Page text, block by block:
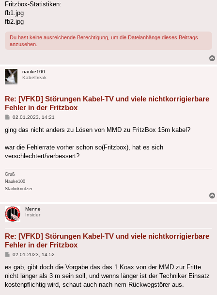
Fritzbox-Statistiken:
fb1.jpg
fb2.jpg
Du hast keine ausreichende Berechtigung, um die Dateianhänge dieses Beitrags
anzusehen.
nauke100
Kabelfreak
Re: [VFKD] Störungen Kabel-TV und viele nichtkorrigierbare
Fehler in der Fritzbox
Beitrag
02.01.2023, 14:21
ging das nicht anders zu Lösen von MMD zu FritzBox 15m kabel?
war die Fehlerrate vorher schon so(Fritzbox), hat es sich
verschlechtert/verbessert?
Gruß
Nauke100
Starlinknutzer
Menne
Insider
Re: [VFKD] Störungen Kabel-TV und viele nichtkorrigierbare
Fehler in der Fritzbox
Beitrag
02.01.2023, 14:52
es gab, gibt doch die Vorgabe das das 1.Koax von der MMD zur Fritte
nicht länger als 3 m sein soll, und wenns länger ist der Techniker Einsatz
kostenpflichtig wird, schaut auch nach nem Rückwegstörer aus.